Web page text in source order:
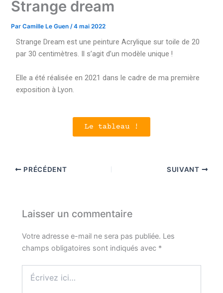
Strange dream
ParCamille Le Guen/4 mai 2022
Strange Dream est une peinture Acrylique sur toile de 20
par 30 centimètres. Il s’agit d’un modèle unique !
Elle a été réalisée en 2021 dans le cadre de ma première
exposition à Lyon.
Le tableau !
PRÉCÉDENT SUIVANT
Laisser un commentaire
Votre adresse e-mail ne sera pas publiée. Les
champs obligatoires sont indiqués avec *
ici…